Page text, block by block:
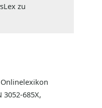
zu
Onlinelexikon
3052-685X,